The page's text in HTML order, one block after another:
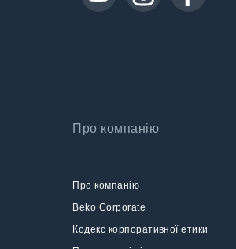
Про компанію
Про компанію
Beko Corporate
Кодекс корпоративної етики